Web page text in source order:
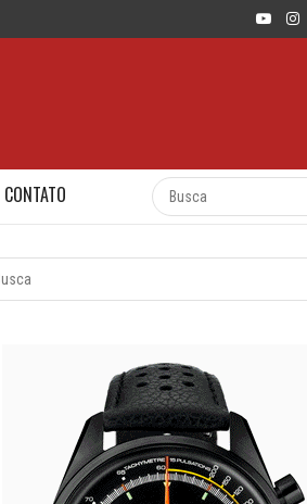
CONTATO